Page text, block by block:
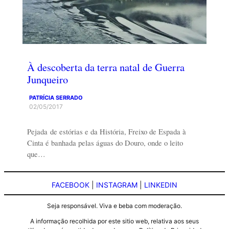
À descoberta da terra natal de Guerra
Junqueiro
PATRÍCIA SERRADO
02/05/2017
Pejada de estórias e da História, Freixo de Espada à
Cinta é banhada pelas águas do Douro, onde o leito
que…
FACEBOOK INSTAGRAM LINKEDIN
Seja responsável. Viva e beba com moderação.
A informação recolhida por este sitio web, relativa aos seus